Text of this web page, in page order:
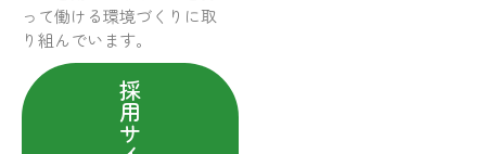
って働ける環境づくりに取
り組んでいます。
採
用
サ